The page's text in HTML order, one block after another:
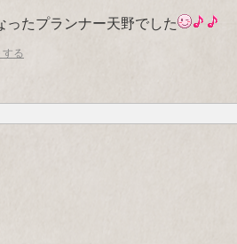
たプランナー天野でした
する